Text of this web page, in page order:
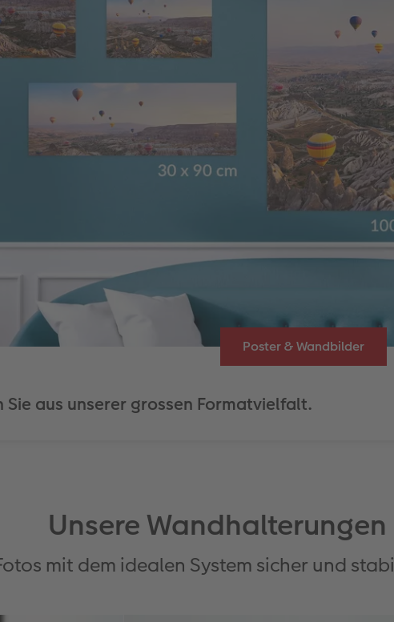
Poster & Wandbilder
Sie aus unserer grossen Formatvielfalt.
Unsere
mit dem idealen System sicher und